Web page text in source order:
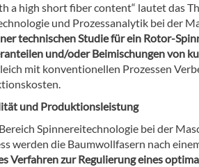
a high short fiber content“ lautet das
und Prozessanalytik bei der
technischen Studie für ein Rotor-
und/oder Beimischungen von
mit konventionellen Prozessen
und Produktionsleistung
Spinnereitechnologie bei der
werden die Baumwollfasern nach
Verfahren zur Regulierung eines